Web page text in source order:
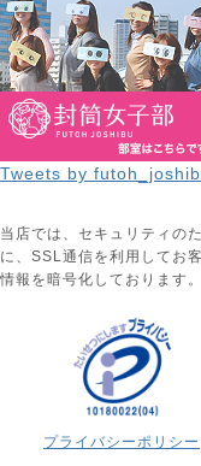
Tweets by
当店では、セキュリティの
に、SSL通信を利用してお
情報を暗号化しております。
プライバシーポリシー